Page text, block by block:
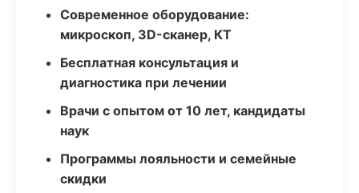
Современное оборудование:
микроскоп, 3D-сканер, КТ
Бесплатная консультация и
диагностика при лечении
Врачи с опытом от 10 лет, кандидаты
наук
Программы лояльности и семейные
скидки